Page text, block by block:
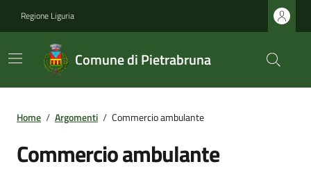
Regione Liguria
Comune di Pietrabruna
Home / Argomenti / Commercio ambulante
Commercio ambulante